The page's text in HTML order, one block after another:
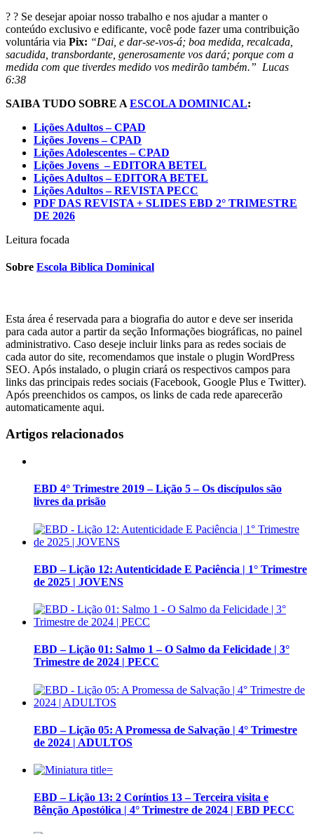
? ? Se desejar apoiar nosso trabalho e nos ajudar a manter o
conteúdo exclusivo e edificante, você pode fazer uma contribuição
voluntária via Pix: “Dai, e dar-se-vos-á; boa medida, recalcada,
sacudida, transbordante, generosamente vos dará; porque com a
medida com que tiverdes medido vos medirão também.” Lucas
6:38
SAIBA TUDO SOBRE A ESCOLA DOMINICAL:
Lições Adultos – CPAD
Lições Jovens – CPAD
Lições Adolescentes – CPAD
Lições Jovens – EDITORA BETEL
Lições Adultos – EDITORA BETEL
Lições Adultos – REVISTA PECC
PDF DAS REVISTA + SLIDES EBD 2° TRIMESTRE
DE 2026
Leitura focada
Sobre Escola Biblica Dominical
Esta área é reservada para a biografia do autor e deve ser inserida
para cada autor a partir da seção Informações biográficas, no painel
administrativo. Caso deseje incluir links para as redes sociais de
cada autor do site, recomendamos que instale o plugin WordPress
SEO. Após instalado, o plugin criará os respectivos campos para
links das principais redes sociais (Facebook, Google Plus e Twitter).
Após preenchidos os campos, os links de cada rede aparecerão
automaticamente aqui.
Artigos relacionados
EBD 4° Trimestre 2019 – Lição 5 – Os discípulos são
livres da prisão
EBD – Lição 12: Autenticidade E Paciência | 1° Trimestre
de 2025 | JOVENS
EBD – Lição 01: Salmo 1 – O Salmo da Felicidade | 3°
Trimestre de 2024 | PECC
EBD – Lição 05: A Promessa de Salvação | 4° Trimestre
de 2024 | ADULTOS
EBD – Lição 13: 2 Coríntios 13 – Terceira visita e
Bênção Apostólica | 4° Trimestre de 2024 | EBD PECC